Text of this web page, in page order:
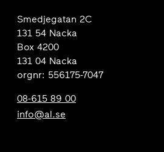
Smedjegatan 2C
131 54 Nacka
Box 4200
131 04 Nacka
orgnr: 556175-7047
08-615 89 00
info@al.se